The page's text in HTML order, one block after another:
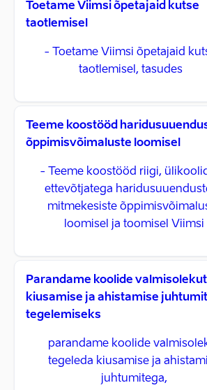
Toetame Viimsi õpetajaid kutse
taotlemisel
- Toetame Viimsi õpetajaid
taotlemisel, tasudes
Teeme koostööd
õppimisvõimaluste loomisel
- Teeme koostööd riigi,
ettevõtjatega
mitmekesiste
loomisel ja toomisel Viimsi
Parandame koolide valmisolekut
kiusamise ja ahistamise
tegelemiseks
parandame koolide
tegeleda kiusamise ja
juhtumitega,